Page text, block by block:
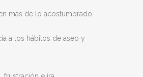
más de lo acostumbrado.
a los hábitos de aseo y